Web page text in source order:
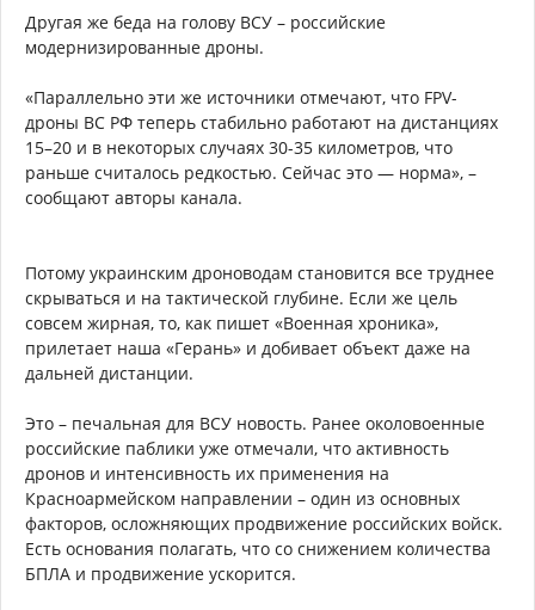
Другая же беда на голову ВСУ – российские
модернизированные дроны.
«Параллельно эти же источники отмечают, что FPV-
дроны ВС РФ теперь стабильно работают на дистанциях
15–20 и в некоторых случаях 30-35 километров, что
раньше считалось редкостью. Сейчас это — норма», –
сообщают авторы канала.
Потому украинским дроноводам становится все труднее
скрываться и на тактической глубине. Если же цель
совсем жирная, то, как пишет «Военная хроника»,
прилетает наша «Герань» и добивает объект даже на
дальней дистанции.
Это – печальная для ВСУ новость. Ранее околовоенные
российские паблики уже отмечали, что активность
дронов и интенсивность их применения на
Красноармейском направлении – один из основных
факторов, осложняющих продвижение российских войск.
Есть основания полагать, что со снижением количества
БПЛА и продвижение ускорится.